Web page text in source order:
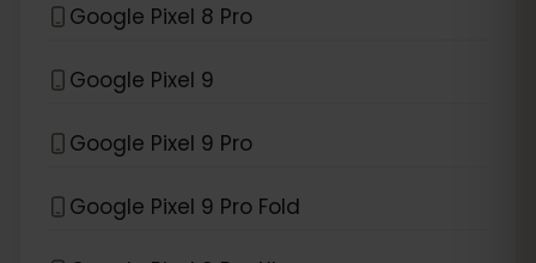
Google Pixel 8 Pro
Google Pixel 9
Google Pixel 9 Pro
Google Pixel 9 Pro Fold